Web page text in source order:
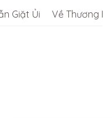
Giặt Ủi Về Thương